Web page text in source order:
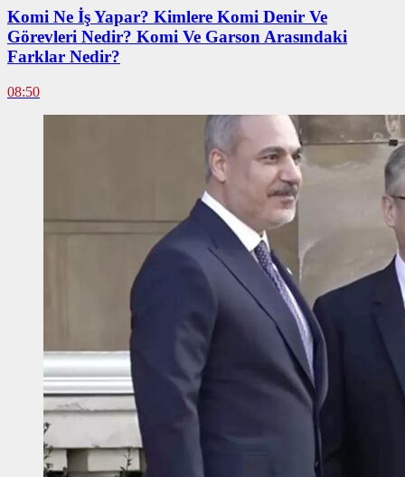
Komi Ne İş Yapar? Kimlere Komi Denir Ve
Görevleri Nedir? Komi Ve Garson Arasındaki
Farklar Nedir?
08:50